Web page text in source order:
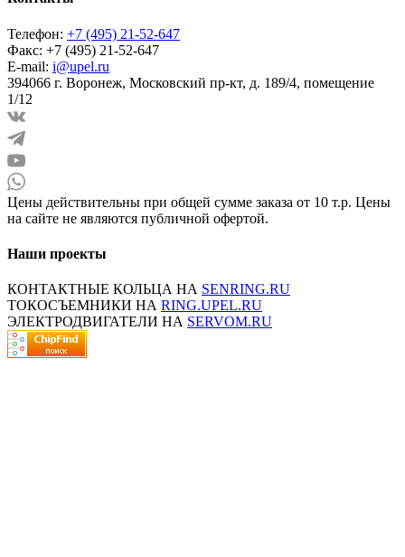
Телефон: +7 (495) 21-52-647
Факс: +7 (495) 21-52-647
E-mail: i@upel.ru
394066 г. Воронеж, Московский пр-кт, д. 189/4, помещение
1/12
Цены действительны при общей сумме заказа от 10 т.р. Цены
на сайте не являются публичной офертой.
Наши проекты
КОНТАКТНЫЕ КОЛЬЦА НА SENRING.RU
ТОКОСЪЕМНИКИ НА RING.UPEL.RU
ЭЛЕКТРОДВИГАТЕЛИ НА SERVOM.RU